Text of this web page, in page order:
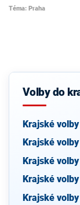
Téma: Praha
Volby do
Krajské
Krajské
Krajské
Krajské
Krajské